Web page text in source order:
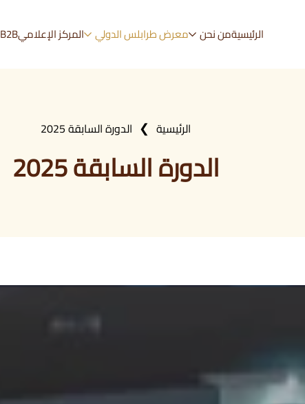
الرئيسيةمن نحن معرض طرابلس الدولي المركز الإعلاميB2B
الرئيسية الدورة السابقة 2025
الدورة السابقة 2025